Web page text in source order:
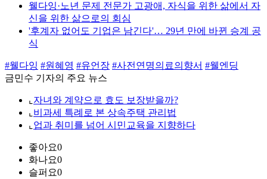
웰다잉·노년 문제 전문가 고광애, 자식을 위한 삶에서 자
신을 위한 삶으로의 회심
'후계자 없어도 기업은 남긴다'… 29년 만에 바뀐 승계 공
식
#웰다잉 #원혜영 #유언장 #사전연명의료의향서 #웰엔딩
금민수 기자의 주요 뉴스
⌞ 자녀와 계약으로 효도 보장받을까?
⌞ 비과세 특례로 본 상속주택 관리법
⌞ 업과 취미를 넘어 시민교육을 지향하다
좋아요0
화나요0
슬퍼요0